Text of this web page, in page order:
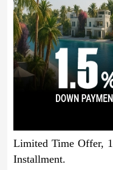
Limited Time Offer,
Installment.